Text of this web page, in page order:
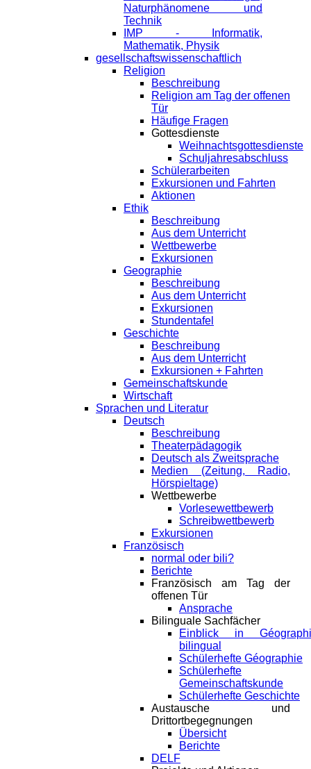
Naturphänomene und
Technik
IMP - Informatik,
Mathematik, Physik
gesellschaftswissenschaftlich
Religion
Beschreibung
Religion am Tag der offenen
Tür
Häufige Fragen
Gottesdienste
Weihnachtsgottesdienste
Schuljahresabschluss
Schülerarbeiten
Exkursionen und Fahrten
Aktionen
Ethik
Beschreibung
Aus dem Unterricht
Wettbewerbe
Exkursionen
Geographie
Beschreibung
Aus dem Unterricht
Exkursionen
Stundentafel
Geschichte
Beschreibung
Aus dem Unterricht
Exkursionen + Fahrten
Gemeinschaftskunde
Wirtschaft
Sprachen und Literatur
Deutsch
Beschreibung
Theaterpädagogik
Deutsch als Zweitsprache
Medien (Zeitung, Radio,
Hörspieltage)
Wettbewerbe
Vorlesewettbewerb
Schreibwettbewerb
Exkursionen
Französisch
normal oder bili?
Berichte
Französisch am Tag der
offenen Tür
Ansprache
Bilinguale Sachfächer
Einblick in
bilingual
Schülerhefte Géographie
Schülerhefte
Gemeinschaftskunde
Schülerhefte Geschichte
Austausche und
Drittortbegegnungen
Übersicht
Berichte
DELF